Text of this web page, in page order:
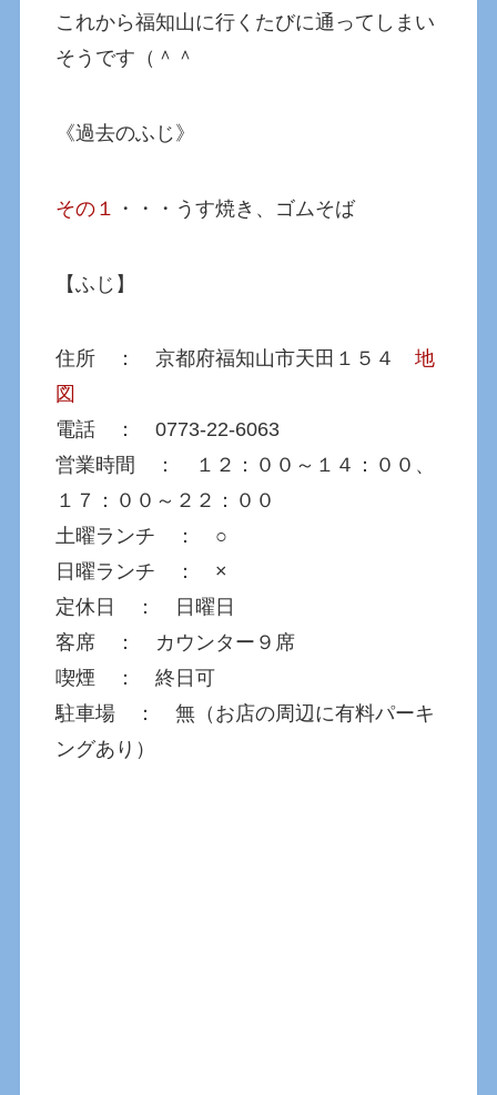
これから福知山に行くたびに通ってしまい
そうです（＾＾
《過去のふじ》
その１ ・・・うす焼き、ゴムそば
【ふじ】
住所 ： 京都府福知山市天田１５４地
図
電話 ： 0773-22-6063
営業時間 ： １２：００～１４：００、
１７：００～２２：００
土曜ランチ ： ○
日曜ランチ ： ×
定休日 ： 日曜日
客席 ： カウンター９席
喫煙 ： 終日可
駐車場 ： 無（お店の周辺に有料パーキ
ングあり）